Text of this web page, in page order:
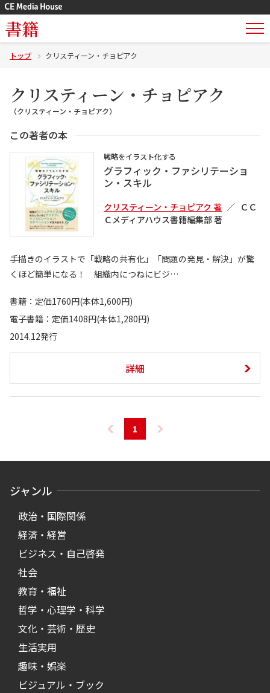
書籍
トップ クリスティーン・チョピアク
クリスティーン・チョピアク
（クリスティーン・チョピアク）
この著者の本
戦略をイラスト化する
グラフィック・ファシリテーショ
ン・スキル
クリスティーン・チョピアク 著
ＣＣ
Ｃメディアハウス書籍編集部 著
手描きのイラストで「戦略の共有化」「問題の発見・解決」が驚
くほど簡単になる！ 組織内につねにビジ…
書籍：定価1760円(本体1,600円)
電子書籍：定価1408円(本体1,280円)
2014.12発行
詳細
1
ジャンル
政治・国際関係
経済・経営
ビジネス・自己啓発
社会
教育・福祉
哲学・心理学・科学
文化・芸術・歴史
生活実用
趣味・娯楽
ビジュアル・ブック